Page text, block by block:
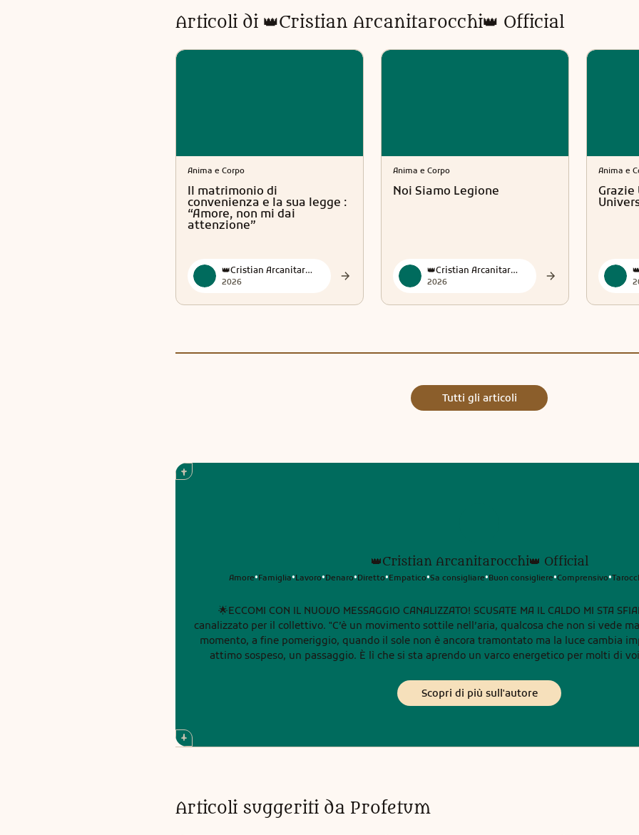
Articoli di 👑Cristian Arcanitarocchi👑 Official
Anima e Corpo
Il matrimonio di
convenienza e la sua legge :
“Amore, non mi dai
attenzione”
👑Cristian Arcanitarocchi👑 Official
2026
Anima e Corpo
Noi Siamo Legione
👑Cristian Arcanitarocchi👑 Official
2026
Anima e
Grazie
Tutti gli articoli
👑Cristian Arcanitarocchi👑 Official
Amore•Famiglia•Lavoro•Denaro•Diretto•Empatico•Sa consigliare•Buon consigliere•Comprensivo•
🌟ECCOMI CON IL NUOVO MESSAGGIO CANALIZZATO! SCUSATE MA IL CALDO MI STA
canalizzato per il collettivo. "C’è un movimento sottile nell’aria, qualcosa che non si vede
momento, a fine pomeriggio, quando il sole non è ancora tramontato ma la luce cambia
attimo sospeso, un passaggio. È lì che si sta aprendo un varco energetico per molti di voi. In questi giorni,
come se l’universo stesse bussando piano, con delicatezza, chiedendo attenzione.
mentre camminavano per strada, magari in una via che percorrono ogni giorno, ma
un segnale. Questo messaggio è per voi, per chi sta attraversando un periodo di transizione, anche se non lo ha
dolore che sembrava radicato. Non è un processo facile, e lo so. Alcuni lo vivono con
chiude la porta di una casa in cui si è vissuto a lungo. Altri lo vivono con paura, perché il
Scopri di più sull'autore
Articoli suggeriti da Profetum